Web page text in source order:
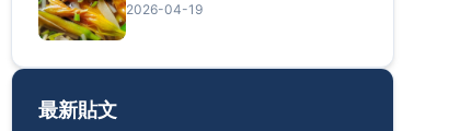
2026-04-19
最新貼文